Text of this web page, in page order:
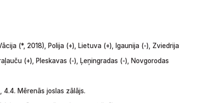
(*, 2018), Polija (+), Lietuva (+), Igaunija (-), Zviedrija
(+), Pleskavas (-), Ļeņingradas (-),
Novgorodas
4.4. Mērenās joslas zālājs.